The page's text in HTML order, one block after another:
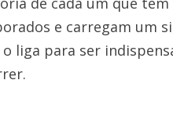
e carregam um
o liga para ser